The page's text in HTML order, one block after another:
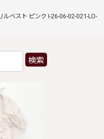
ベスト ピンク I-26-06-02-021-LO-
検索